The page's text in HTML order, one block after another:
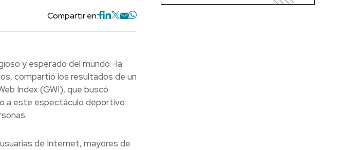
Compartir en:
y esperado del mundo -la
compartió los resultados de un
Index (GWI), que buscó
a este espectáculo deportivo
de Internet, mayores de